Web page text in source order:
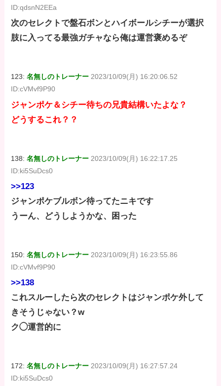
ID:qdsnN2EEa
次のセレクトで盤石ボンとハイボールシチーが選択
肢に入ってる最強ガチャなら俺は運営褒めるぞ
123:名無しのトレーナー 2023/10/09(月) 16:20:06.52
ID:cVMvf9P90
ジャンポケ＆シチー待ちの兄貴結構いたよな？
どうするこれ？？
138:名無しのトレーナー 2023/10/09(月) 16:22:17.25
ID:ki5SuDcs0
>>123
ジャンポケブルボン待ってたニキです
うーん、どうしようかな、困った
150:名無しのトレーナー 2023/10/09(月) 16:23:55.86
ID:cVMvf9P90
>>138
これスルーしたら次のセレクトはジャンポケ外して
きそうじゃない？w
ク◯運営的に
172:名無しのトレーナー 2023/10/09(月) 16:27:57.24
ID:ki5SuDcs0